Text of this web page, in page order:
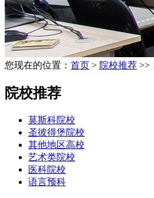
您现在的位置： 首页 > 院校推荐 >>
院校推荐
莫斯科院校
圣彼得堡院校
其他地区高校
艺术类院校
医科院校
语言预科